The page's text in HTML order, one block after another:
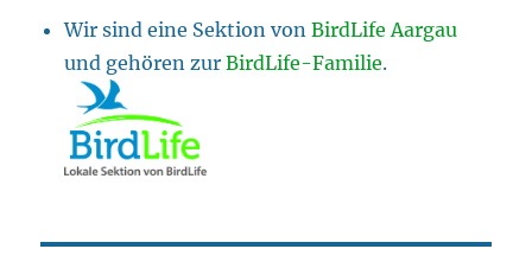
Wir sind eine Sektion vonBirdLife Aargau
und gehören zurBirdLife-Familie.